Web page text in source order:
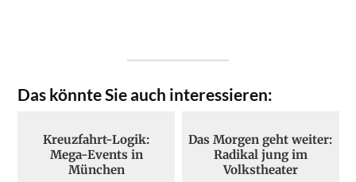
Das könnte Sie auch interessieren:
Kreuzfahrt-Logik:
Mega-Events in
München
Das Morgen geht weiter:
Radikal jung im
Volkstheater